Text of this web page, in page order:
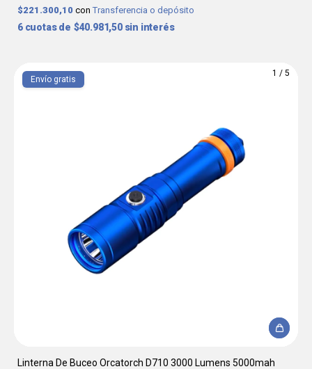
$221.300,10 con Transferencia o depósito
6 $40.981,50 sin interés
1 / 5
Envío gratis
Linterna De Buceo Orcatorch D710 3000 Lumens 5000mah